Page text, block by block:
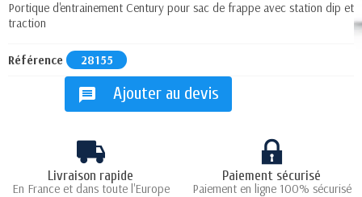
Portique d'entrainement Century pour sac de frappe avec station dip et
traction
Référence 28155
message Ajouter au devis
Livraison rapide
En France et dans toute l'Europe
Paiement sécurisé
Paiement en ligne 100% sécurisé